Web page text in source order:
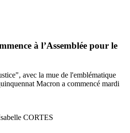
à l’Assemblée pour le
avec la mue de l'emblématique
Macron a commencé mardi
CORTES